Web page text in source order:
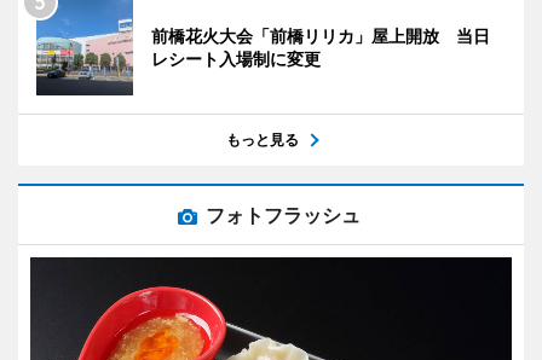
前橋花火大会「前橋リリカ」屋上開放 当日
レシート入場制に変更
もっと見る
フォトフラッシュ